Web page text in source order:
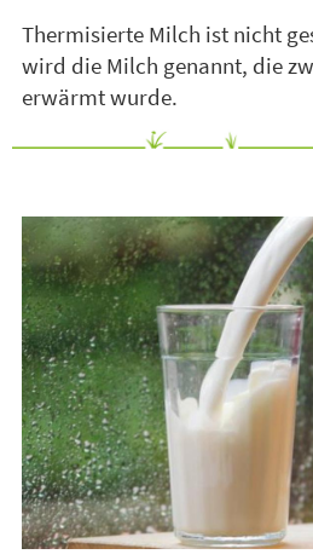
Thermisierte Milch ist nicht
wird die Milch genannt, die
erwärmt wurde.